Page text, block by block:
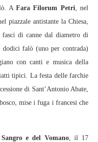
AFara Filorum Petri , nel
piazzale antistante la Chiesa,
fasci di canne dal diametro di
falò (uno per contrada)
con canti e musica della
tipici. La festa delle farchie
di Sant’Antonio Abate,
mise i fuga i francesi che
e del Vomano, il 17